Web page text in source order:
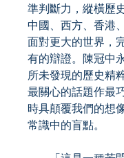
準判斷力，縱橫歷
中國、西方、香港
面對更大的世界，
有的辯證。陳冠中
所未發現的歷史精
最關心的話題作最
時具顛覆我們的想
常識中的盲點。